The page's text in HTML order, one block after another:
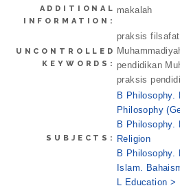
ADDITIONAL
INFORMATION:
makalah
UNCONTROLLED
KEYWORDS:
praksis
pendidikan
praksis
SUBJECTS:
B Philosophy.
Philosophy
B Philosophy.
Religion
B Philosophy.
Islam.
L Education >